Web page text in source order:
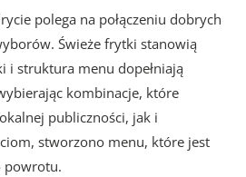
polega na połączeniu dobrych
Świeże frytki stanowią
i struktura menu dopełniają
kombinacje, które
publiczności, jak i
stworzono menu, które jest
powrotu.